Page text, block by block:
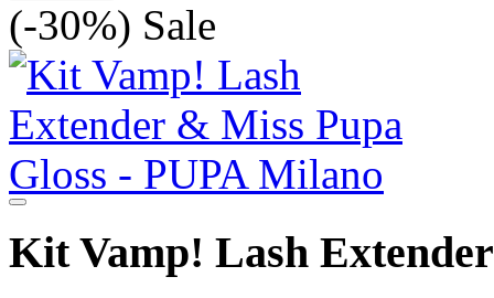
(-30%) Sale
Kit Vamp! Lash